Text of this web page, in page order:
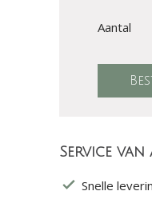
Aantal
Service van
Snelle